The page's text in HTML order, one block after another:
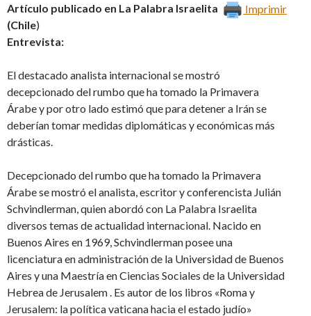
Imprimir
Artículo publicado en La Palabra Israelita
(Chile)
Entrevista:
El destacado analista internacional se mostró
decepcionado del rumbo que ha tomado la Primavera
Árabe y por otro lado estimó que para detener a Irán se
deberían tomar medidas diplomáticas y económicas más
drásticas.
Decepcionado del rumbo que ha tomado la Primavera
Árabe se mostró el analista, escritor y conferencista Julián
Schvindlerman, quien abordó con La Palabra Israelita
diversos temas de actualidad internacional. Nacido en
Buenos Aires en 1969, Schvindlerman posee una
licenciatura en administración de la Universidad de Buenos
Aires y una Maestría en Ciencias Sociales de la Universidad
Hebrea de Jerusalem . Es autor de los libros «Roma y
Jerusalem: la política vaticana hacia el estado judío»